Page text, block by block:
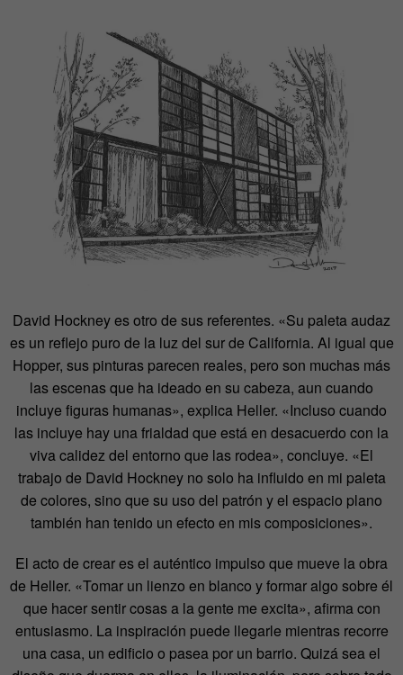
David Hockney es otro de sus referentes. «Su paleta audaz
es un reflejo puro de la luz del sur de California. Al igual que
Hopper, sus pinturas parecen reales, pero son muchas más
las escenas que ha ideado en su cabeza, aun cuando
incluye figuras humanas», explica Heller. «Incluso cuando
las incluye hay una frialdad que está en desacuerdo con la
viva calidez del entorno que las rodea», concluye. «El
trabajo de David Hockney no solo ha influido en mi paleta
de colores, sino que su uso del patrón y el espacio plano
también han tenido un efecto en mis composiciones».
El acto de crear es el auténtico impulso que mueve la obra
de Heller. «Tomar un lienzo en blanco y formar algo sobre él
que hacer sentir cosas a la gente me excita», afirma con
entusiasmo. La inspiración puede llegarle mientras recorre
una casa, un edificio o pasea por un barrio. Quizá sea el